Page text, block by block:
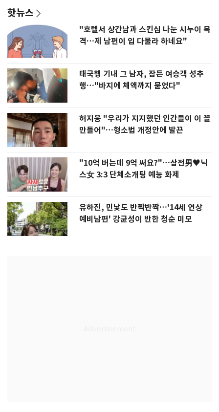
핫뉴스
"호텔서 상간남과 스킨십 나눈 시누이 목
격…제 남편이 입 다물라 하네요"
태국행 기내 그 남자, 잠든 여승객 성추
행…"바지에 체액까지 묻었다"
허지웅 "우리가 지지했던 인간들이 이 꼴
만들어"…형소법 개정안에 발끈
"10억 버는데 9억 써요?"…삼전男♥닉
스女 3:3 단체소개팅 예능 화제
유하진, 민낯도 반짝반짝…'14세 연상
예비남편' 강균성이 반한 청순 미모